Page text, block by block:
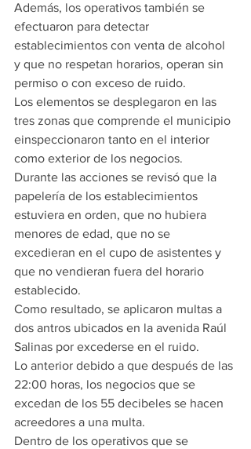
Además, los operativos también se
efectuaron para detectar
establecimientos con venta de alcohol
y que no respetan horarios, operan sin
permiso o con exceso de ruido.
Los elementos se desplegaron en las
tres zonas que comprende el municipio
einspeccionaron tanto en el interior
como exterior de los negocios.
Durante las acciones se revisó que la
papelería de los establecimientos
estuviera en orden, que no hubiera
menores de edad, que no se
excedieran en el cupo de asistentes y
que no vendieran fuera del horario
establecido.
Como resultado, se aplicaron multas a
dos antros ubicados en la avenida Raúl
Salinas por excederse en el ruido.
Lo anterior debido a que después de las
22:00 horas, los negocios que se
excedan de los 55 decibeles se hacen
acreedores a una multa.
Dentro de los operativos que se